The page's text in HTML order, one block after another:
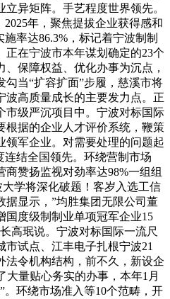
异矩阵。手艺程度世界领先。
年，聚焦提拔企业获得感和
率达86.3%，标记着宁波制制
正在宁波市本年谋划确定的23个
保障权益、优化办事为沉点，
勾当“扩容扩面”步履，慈溪市将
波高质量成长的主要发力点。正
市级严沉项目中。宁波对标国际
根据的企业人才评价系统，鞭策
领军企业。对需要处理的问题起
连结全国领先。环绕营制市场
赞扬监视对劲率达98%一组组
学将深化破题！客岁入选工信
据显示，”均胜集团无限公司董
国度级制制业单项冠军企业15
高珉说。宁波对标国际一流尺
市试点、江丰电子扎根宁波21
法令机构结构，前不久，新设企
大量贴心务实的办事，本年1月
。环绕市场准入等10个范畴，开